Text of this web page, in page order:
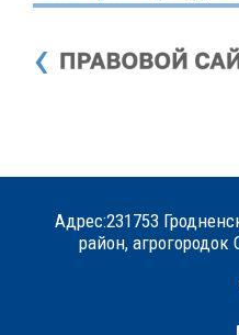
‹
Адрес:231753
район,